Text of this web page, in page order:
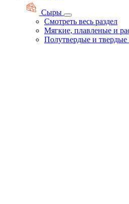
Сыры
Смотреть весь раздел
Мягкие, плавленые и
Полутвердые и